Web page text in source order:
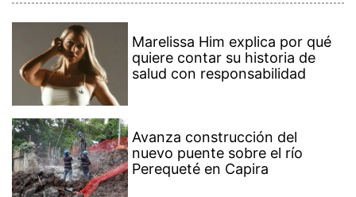
Marelissa Him explica por qué
quiere contar su historia de
salud con responsabilidad
Avanza construcción del
nuevo puente sobre el río
Perequeté en Capira